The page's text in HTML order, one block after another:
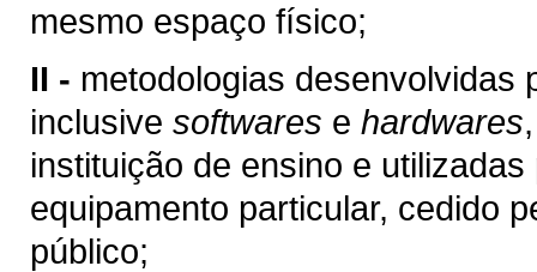
mesmo espaço físico;
II - metodologias desenvolvidas
inclusive softwares e hardwares
instituição de ensino e
equipamento particular, cedido
público;